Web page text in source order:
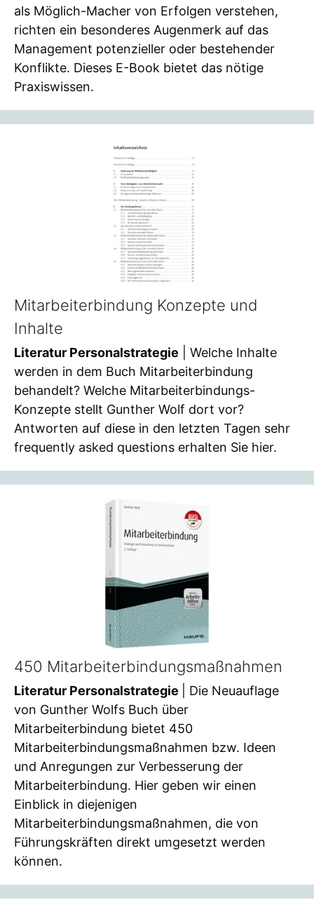
als Möglich-Macher von Erfolgen verstehen,
richten ein besonderes Augenmerk auf das
Management potenzieller oder bestehender
Konflikte. Dieses E-Book bietet das nötige
Praxiswissen.
Mitarbeiterbindung Konzepte und
Inhalte
Literatur Personalstrategie | Welche Inhalte
werden in dem Buch Mitarbeiterbindung
behandelt? Welche Mitarbeiterbindungs-
Konzepte stellt Gunther Wolf dort vor?
Antworten auf diese in den letzten Tagen sehr
frequently asked questions erhalten Sie hier.
450 Mitarbeiterbindungsmaßnahmen
Literatur Personalstrategie
| Die Neuauflage
von Gunther Wolfs Buch über
Mitarbeiterbindung bietet 450
Mitarbeiterbindungsmaßnahmen bzw. Ideen
und Anregungen zur Verbesserung der
Mitarbeiterbindung. Hier geben wir einen
Einblick in diejenigen
Mitarbeiterbindungsmaßnahmen, die von
Führungskräften direkt umgesetzt werden
können.